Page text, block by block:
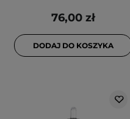
76,00 zł
DODAJ DO KOSZYKA